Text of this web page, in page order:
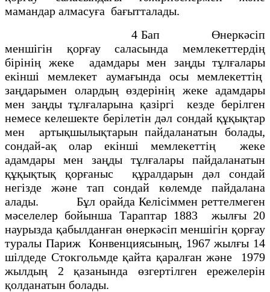
мамандар алмасуға бағытталады.
4 Бап Өнеркәсіп
меншігін қорғау саласында мемлекеттердің
бірінің жеке адамдары мен заңды тұлғалары
екінші мемлекет аумағында осы мемлекеттің
заңдарымен олардың өздерінің жеке адамдары
мен заңды тұлғаларына қазіргі кезде берілген
немесе келешекте берілетін дәл сондай құқықтар
мен артықшылықтарын пайдаланатын болады,
сондай-ақ олар екінші мемлекеттің жеке
адамдары мен заңды тұлғалары пайдаланатын
құқықтық қорғаныс құралдарын дәл сондай
негізде және тап сондай көлемде пайдалана
алады. Бұл орайда Келісіммен реттелмеген
мәселелер бойынша Тараптар 1883 жылғы 20
наурызда қабылданған өнеркәсіп меншігін қорғау
туралы Париж Конвенциясының, 1967 жылғы 14
шілдеде Стокгольмде қайта қаралған және 1979
жылдың 2 қазанында өзгертілген ережелерін
қолданатын болады.